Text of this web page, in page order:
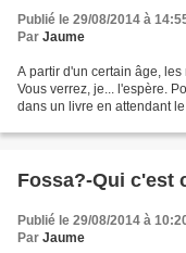
Publié le 29/08/2014 à
Par Jaume
A partir d'un certain âge,
Vous verrez, je... l'espère.
dans un livre en attendant
Fossa?-Qui c'est
Publié le 29/08/2014 à
Par Jaume